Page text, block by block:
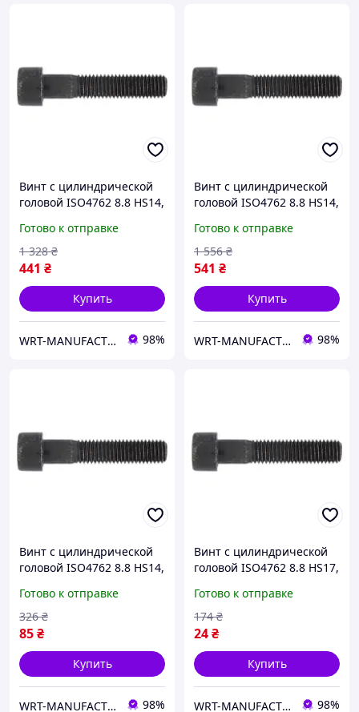
Винт с цилиндрической
головой ISO4762 8.8 HS14,
WURTH ( арт. 008216100 )
Готово к отправке
441 ₴
1 328 ₴
Купить
WRT-MANUFACTURING 98%
Винт с цилиндрической
головой ISO4762 8.8 HS14,
WURTH ( арт. 00821650 )
Готово к отправке
541 ₴
1 556 ₴
Купить
WRT-MANUFACTURING 98%
Винт с цилиндрической
головой ISO4762 8.8 HS14,
WURTH ( арт. 00821680 )
Готово к отправке
85₴
326 ₴
Купить
WRT-MANUFACTURING 98%
Винт с цилиндрической
головой ISO4762 8.8 HS17,
WURTH ( арт. 008220100 )
Готово к отправке
24₴
174 ₴
Купить
WRT-MANUFACTURING 98%